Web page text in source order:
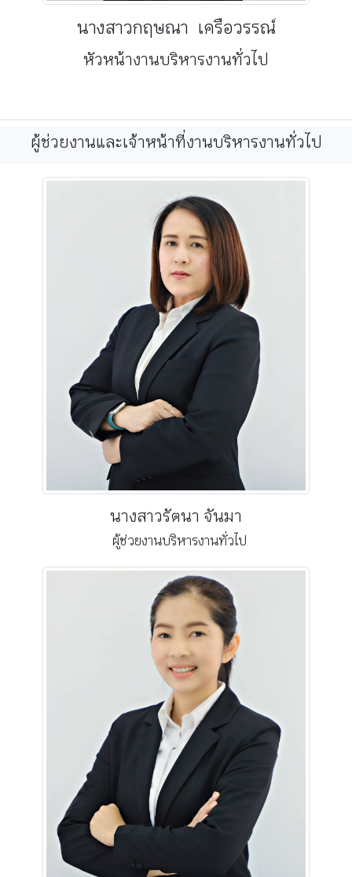
นางสาวกฤษณา เครือวรรณ์
หัวหน้างานบริหารงานทั่วไป
ผู้ช่วยงานและเจ้าหน้าที่งานบริหารงานทั่วไป
นางสาวรัตนา จันมา
ผู้ช่วยงานบริหารงานทั่วไป